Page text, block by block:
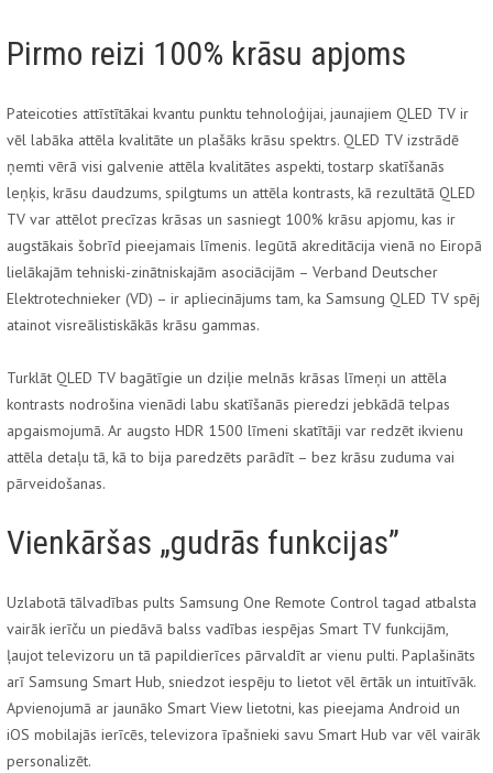
Pirmo reizi 100% krāsu apjoms
Pateicoties attīstītākai kvantu punktu tehnoloģijai, jaunajiem QLED TV ir
vēl labāka attēla kvalitāte un plašāks krāsu spektrs. QLED TV izstrādē
ņemti vērā visi galvenie attēla kvalitātes aspekti, tostarp skatīšanās
leņķis, krāsu daudzums, spilgtums un attēla kontrasts, kā rezultātā QLED
TV var attēlot precīzas krāsas un sasniegt 100% krāsu apjomu, kas ir
augstākais šobrīd pieejamais līmenis. Iegūtā akreditācija vienā no Eiropā
lielākajām tehniski-zinātniskajām asociācijām – Verband Deutscher
Elektrotechnieker (VD) – ir apliecinājums tam, ka Samsung QLED TV spēj
atainot visreālistiskākās krāsu gammas.
Turklāt QLED TV bagātīgie un dziļie melnās krāsas līmeņi un attēla
kontrasts nodrošina vienādi labu skatīšanās pieredzi jebkādā telpas
apgaismojumā. Ar augsto HDR 1500 līmeni skatītāji var redzēt ikvienu
attēla detaļu tā, kā to bija paredzēts parādīt – bez krāsu zuduma vai
pārveidošanas.
Vienkāršas „gudrās funkcijas”
Uzlabotā tālvadības pults Samsung One Remote Control tagad atbalsta
vairāk ierīču un piedāvā balss vadības iespējas Smart TV funkcijām,
ļaujot televizoru un tā papildierīces pārvaldīt ar vienu pulti. Paplašināts
arī Samsung Smart Hub, sniedzot iespēju to lietot vēl ērtāk un intuitīvāk.
Apvienojumā ar jaunāko Smart View lietotni, kas pieejama Android un
iOS mobilajās ierīcēs, televizora īpašnieki savu Smart Hub var vēl vairāk
personalizēt.